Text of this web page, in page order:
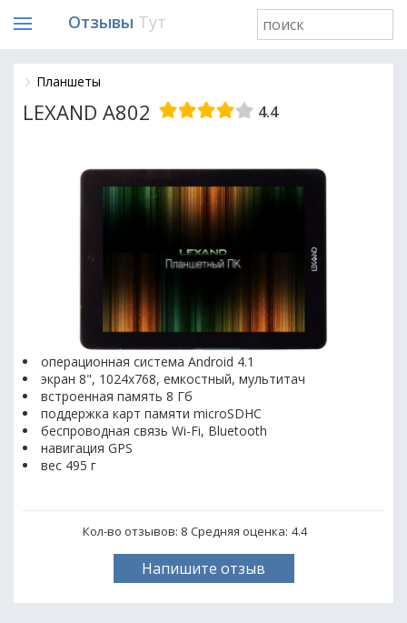
Отзывы Тут
Планшеты
LEXAND A802 4.4
операционная система Android 4.1
экран 8", 1024x768, емкостный, мультитач
встроенная память 8 Гб
поддержка карт памяти microSDHC
беспроводная связь Wi-Fi, Bluetooth
навигация GPS
вес 495 г
Кол-во отзывов: 8 Средняя оценка: 4.4
Напишите отзыв